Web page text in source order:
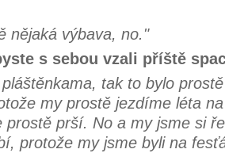
nějaká výbava, no."
s sebou vzali příště
tak to bylo
my prostě jezdíme léta
prostě prší. No a my jsme si
protože my jsme byli na